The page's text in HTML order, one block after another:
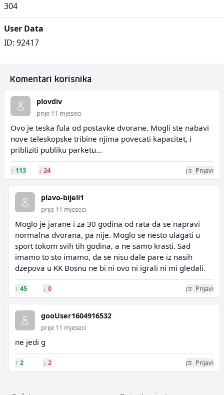
304
User Data
ID: 92417
Komentari korisnika
plovdiv
prije 11 mjeseci
Ovo je teska fula od postavke dvorane. Mogli ste nabavi
nove teleskopske tribine njima povecati kapacitet, i
pribliziti publiku parketu...
↑ 113 ↓ 24 Prijavi
plavo-bijeli1
prije 11 mjeseci
Moglo je jarane i za 30 godina od rata da se napravi
normalna dvorana, pa nije. Moglo se nesto ulagati u
sport tokom svih tih godina, a ne samo krasti. Sad
imamo to sto imamo, da se nisu dale pare iz nasih
dzepova u KK Bosnu ne bi ni ovo ni igrali ni mi gledali.
↑ 45 ↓ 0 Prijavi
gooUser1604916532
prije 11 mjeseci
ne jedi g
↑ 2 ↓ 2 Prijavi